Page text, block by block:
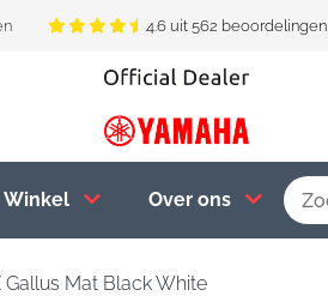
4.6 uit 562 beoordelingen
Winkel Over ons
Mat Black White